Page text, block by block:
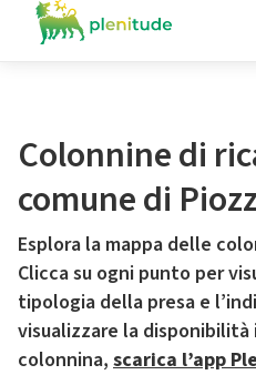
Colonnine di
comune di
Esplora la mappa delle
Clicca su ogni punto per
tipologia della presa e
visualizzare la
colonnina, scarica l’app